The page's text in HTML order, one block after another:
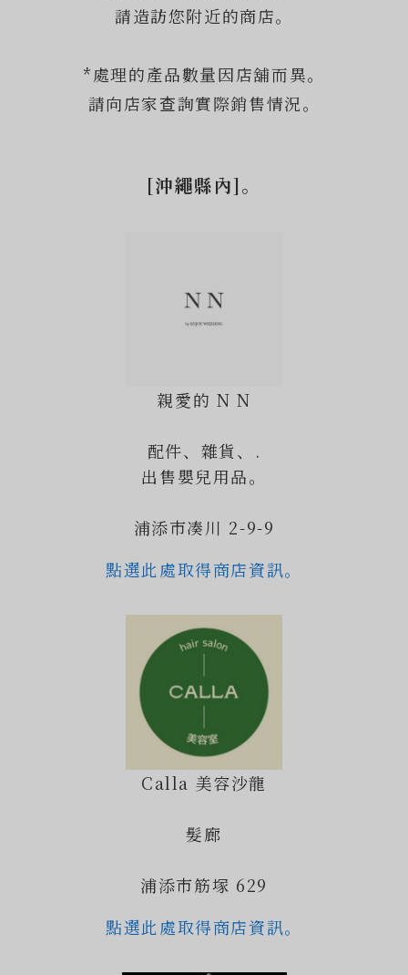
請造訪您附近的商店。
*處理的產品數量因店舖而異。
請向店家查詢實際銷售情況。
[沖繩縣內]。
親愛的 N N
配件、雜貨、.
出售嬰兒用品。
浦添市凑川 2-9-9
點選此處取得商店資訊。
Calla 美容沙龍
髮廊
浦添市筋塚 629
點選此處取得商店資訊。